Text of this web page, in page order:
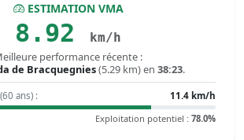
ESTIMATION VMA
8.92 km/h
performance récente :
de Bracquegnies(5.29 km) en 38:23.
ans) :
11.4 km/h
Exploitation potentiel : 78.0%